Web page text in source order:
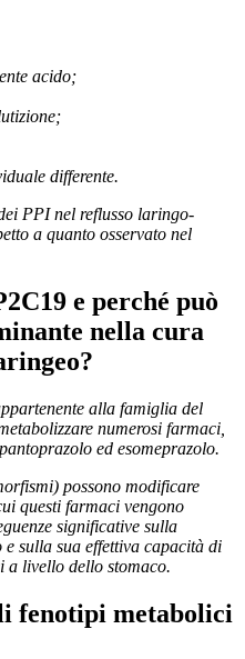
acido;
differente.
PPI nel reflusso laringo-
a quanto osservato nel
e perché può
nella cura
alla famiglia del
numerosi farmaci,
ed esomeprazolo.
possono modificare
questi farmaci vengono
significative sulla
sulla sua effettiva capacità di
a livello dello stomaco.
fenotipi metabolici